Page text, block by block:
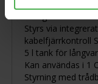
Avtagbar tank
Styrs via
kabelfjärrkontroll
5 l tank för
Kan användas i 1
Styrning med